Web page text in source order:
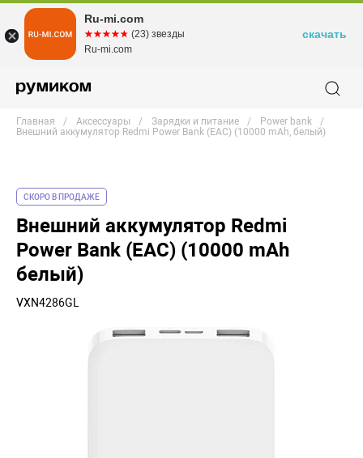
Главная Аксессуары Зарядки и питание
Power bank
Внешний аккумулятор Redmi Power Bank (EAC) (10000 mAh, белый)
СКОРО В ПРОДАЖЕ
Внешний аккумулятор Redmi
Power Bank (EAC) (10000 mAh
белый)
VXN4286GL
Ru-mi.com
☆☆☆☆☆
★★★★★ (23) звезды
Ru-mi.com
скачать